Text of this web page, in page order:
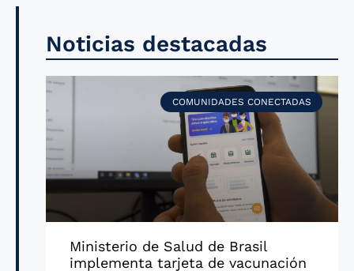
Noticias destacadas
COMUNIDADES CONECTADAS
Ministerio de Salud de Brasil
implementa tarjeta de vacunación